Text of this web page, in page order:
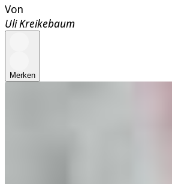
Von
Uli Kreikebaum
Merken